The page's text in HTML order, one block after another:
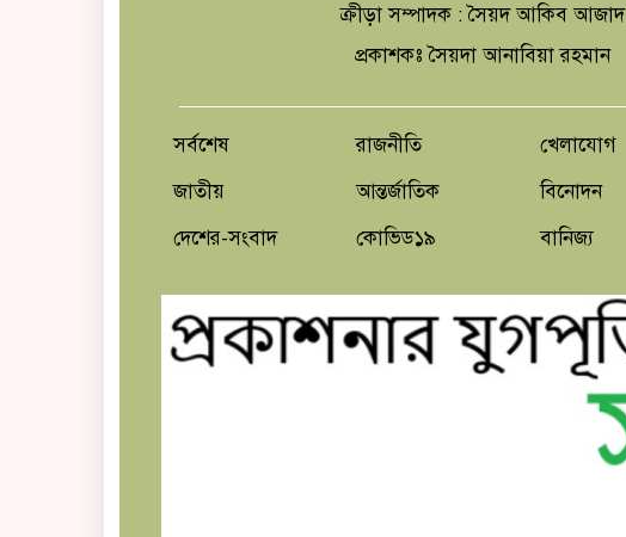
ক্রীড়া সম্পাদক : সৈয়দ আকিব আজাদ
প্রকাশকঃ সৈয়দা আনাবিয়া রহমান
সর্বশেষ
জাতীয়
দেশের-সংবাদ
রাজনীতি
আন্তর্জাতিক
কোভিড১৯
খেলাযোগ
বিনোদন
বানিজ্য